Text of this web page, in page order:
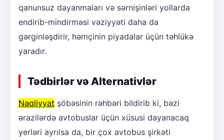
qanunsuz dayanmaları və sərnişinləri yollarda
endirib-mindirməsi vəziyyəti daha da
gərginləşdirir, həmçinin piyadalar üçün təhlükə
yaradır.
Tədbirlər və Alternativlər
Nəqliyyat şöbəsinin rəhbəri bildirib ki, bəzi
ərazilərdə avtobuslar üçün xüsusi dayanacaq
yerləri ayrılsa da, bir çox avtobus şirkəti